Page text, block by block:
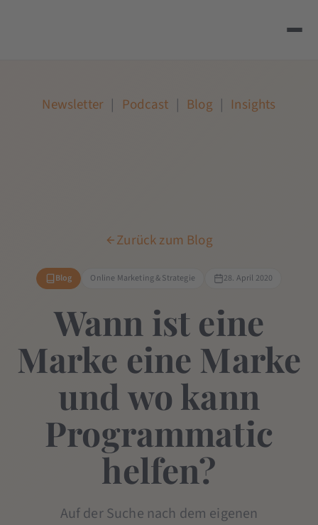
Newsletter | Podcast | Blog | Insights
Zurück zum Blog
Blog Online Marketing & Strategie 28. April 2020
Wann ist eine
Marke eine Marke
und wo kann
Programmatic
helfen?
Auf der Suche nach dem eigenen